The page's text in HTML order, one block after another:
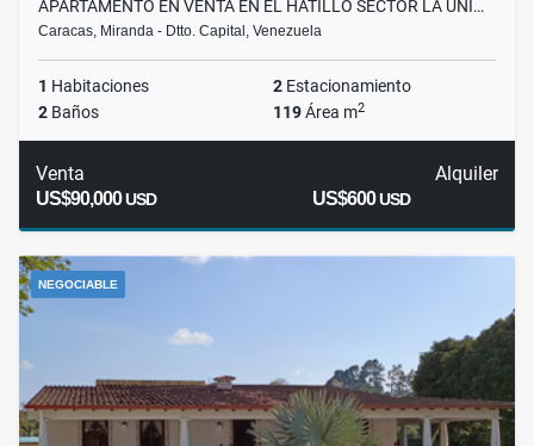
APARTAMENTO EN VENTA EN EL HATILLO SECTOR LA UNI…
Caracas, Miranda - Dtto. Capital, Venezuela
1 Habitaciones 2 Estacionamiento
2 Baños 119Área m2
Venta
US$90,000USD
Alquiler
US$600USD
NEGOCIABLE